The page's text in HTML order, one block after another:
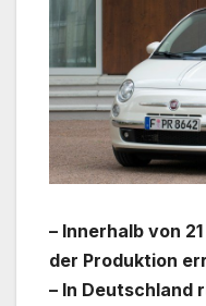
– Innerhalb von
der Produktion
– In Deutschland